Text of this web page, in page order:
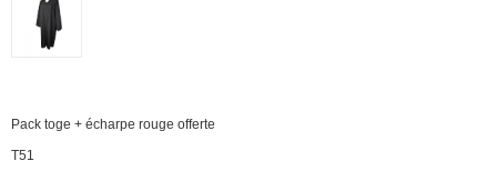
Pack toge + écharpe rouge offerte
T51